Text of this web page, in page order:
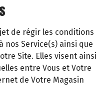
de régir les conditions
nos Service(s) ainsi que
Site. Elles visent ainsi
entre Vous et Votre
de Votre Magasin